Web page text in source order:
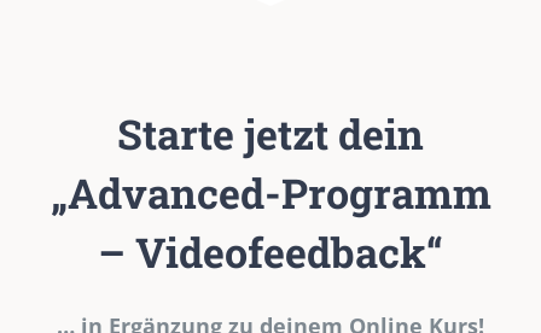
Starte jetzt dein
„Advanced-Programm
– Videofeedback“
… in Ergänzung zu deinem Online Kurs!